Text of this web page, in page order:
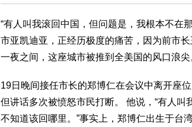
“有人叫我滚回中国，但问题是，我根本不在
市亚凯迪亚，正经历极度的痛苦，因为前市
一夜之间，这座城市被推到全美国的风口浪尖
19日晚间接任市长的郑博仁在会议中离开座
但讲话多次被愤怒市民打断。 他说，“有人
不知道该回哪里。”事实上，郑博仁出生于台